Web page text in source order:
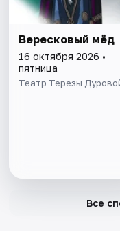
Вересковый мёд
16 октября 2026 •
пятница
Театр Терезы
Все